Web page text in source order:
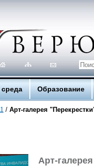
среда Образование
/ Арт-галерея
Арт-